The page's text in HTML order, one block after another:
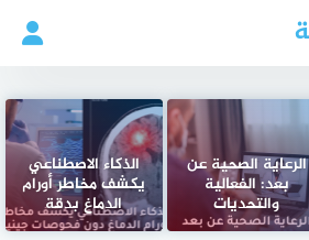
الرعاية الصحية عن
بعد: الفعالية
والتحديات
الذكاء الاصطناعي
يكشف مخاطر أورام
الدماغ بدقة